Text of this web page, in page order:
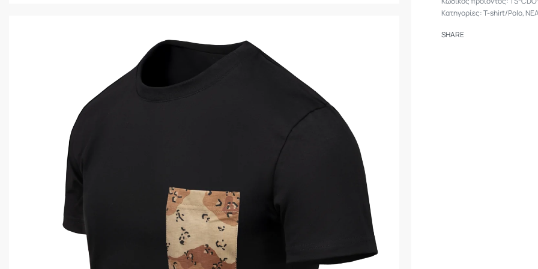
Ύφασμα βάρους
Ιδανικό για
Product Line:
Κατηγορίες:T-shirt/Polo,
SHARE